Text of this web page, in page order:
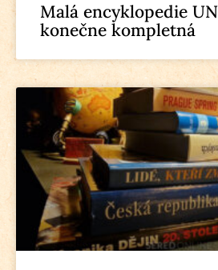
Malá encyklopedie
konečne kompletná